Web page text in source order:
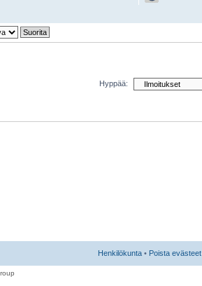
Hyppää:
Henkilökunta • Poista evästeet